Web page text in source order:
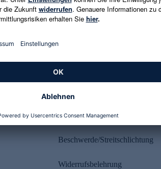
Rechtliches
Beschwerde/Streitschlichtung
Widerrufsbelehrung